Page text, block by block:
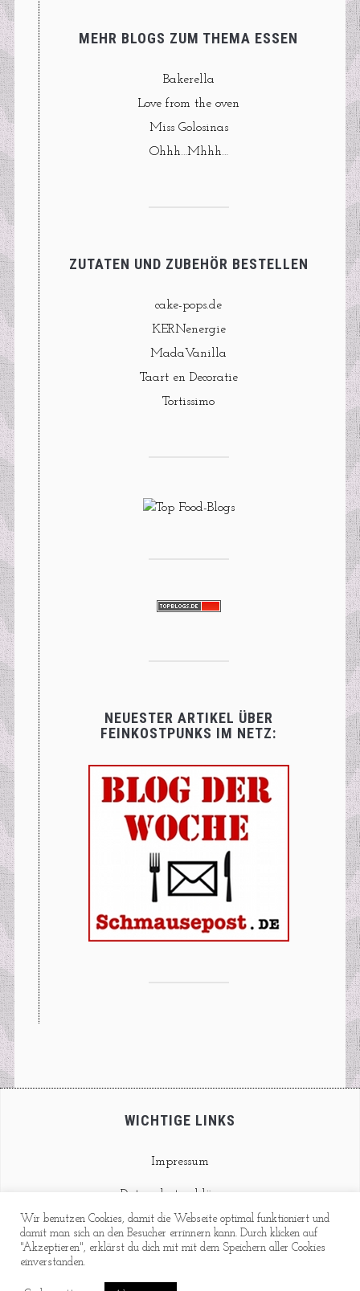
MEHR BLOGS ZUM THEMA ESSEN
Bakerella
Love from the oven
Miss Golosinas
Ohhh…Mhhh…
ZUTATEN UND ZUBEHÖR BESTELLEN
cake-pops.de
KERNenergie
MadaVanilla
Taart en Decoratie
Tortissimo
NEUESTER ARTIKEL ÜBER
FEINKOSTPUNKS IM NETZ:
WICHTIGE LINKS
Impressum
Datenschutzerklärung
Kontakt
Wir benutzen Cookies, damit die Webseite optimal funktioniert und
damit man sich an den Besucher errinnern kann. Durch klicken auf
"Akzeptieren", erklärst du dich mit mit dem Speichern aller Cookies
einverstanden.